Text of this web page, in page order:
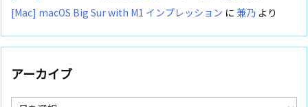
[Mac] macOS Big Sur with M1 インプレッション に 兼乃 より
アーカイブ
ア